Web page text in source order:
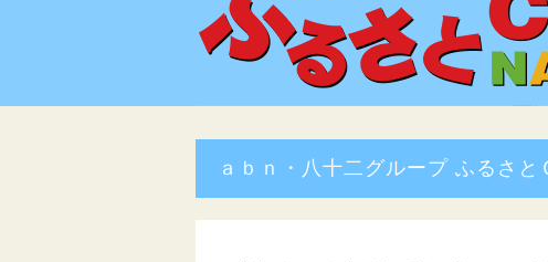
ａｂｎ・八十二グループ ふるさ